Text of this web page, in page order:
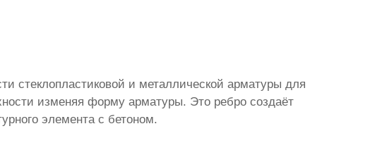
стеклопластиковой и металлической арматуры для
изменяя форму арматуры. Это ребро создаёт
элемента с бетоном.